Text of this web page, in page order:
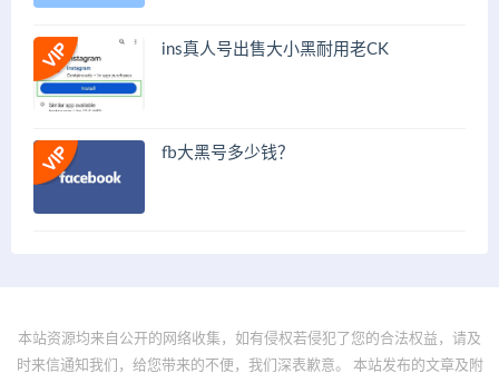
ins真人号出售大小黑耐用老CK
fb大黑号多少钱？
本站资源均来自公开的网络收集，如有侵权若侵犯了您的合法权益，请及
时来信通知我们，给您带来的不便，我们深表歉意。 本站发布的文章及附